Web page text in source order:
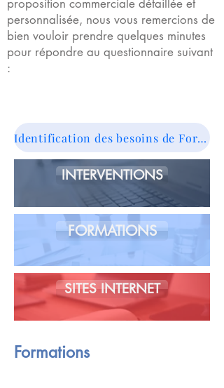
proposition commerciale détaillée et
personnalisée, nous vous remercions de
bien vouloir prendre quelques minutes
pour répondre au questionnaire suivant
:
Identification des besoins de Formation
INTERVENTIONS
FORMATIONS
SITES INTERNET
Formations